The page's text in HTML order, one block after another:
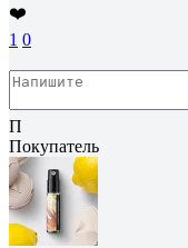
❤️
1 0
П
Покупатель